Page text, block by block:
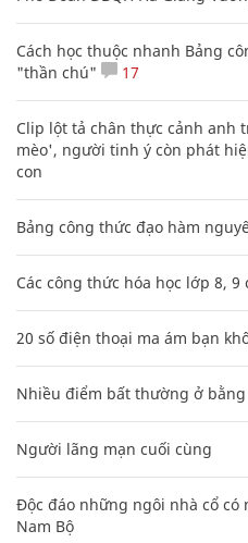
Cách học thuộc nhanh Bảng
"thần chú"
17
Clip lột tả chân thực cảnh anh
mèo', người tinh ý còn phát
con
Bảng công thức đạo hàm
Các công thức hóa học lớp 8,
20 số điện thoại ma ám bạn
Nhiều điểm bất thường ở bằng
Người lãng mạn cuối cùng
Độc đáo những ngôi nhà cổ có
Nam Bộ